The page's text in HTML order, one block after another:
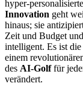
hyper-
Innovation geht
hinaus; sie
Zeit und Budget
intelligent. Es ist
einem
des AI-Golffür
verändert.